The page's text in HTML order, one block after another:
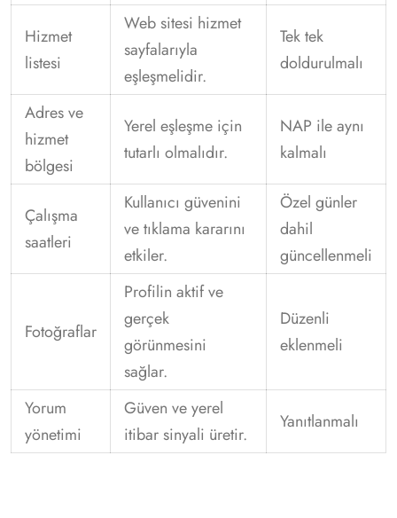
Hizmet
listesi
Web sitesi hizmet
sayfalarıyla
eşleşmelidir.
Tek tek
doldurulmalı
Adres ve
hizmet
bölgesi
Yerel eşleşme için
tutarlı olmalıdır.
NAP ile aynı
kalmalı
Çalışma
saatleri
Kullanıcı güvenini
ve tıklama kararını
etkiler.
Özel günler
dahil
güncellenmeli
Fotoğraflar
Profilin aktif ve
gerçek
görünmesini
sağlar.
Düzenli
eklenmeli
Yorum
yönetimi
Güven ve yerel
itibar sinyali üretir.
Yanıtlanmalı